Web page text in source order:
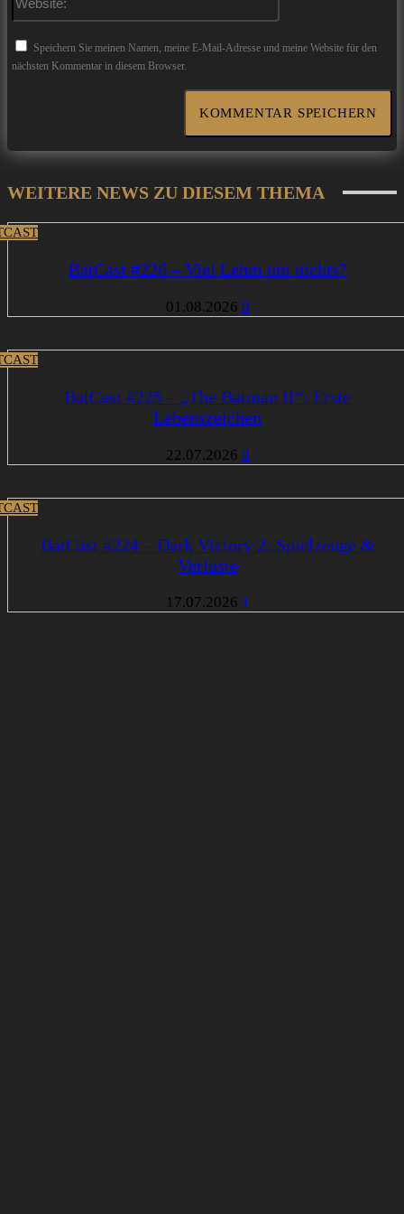
Speichern Sie meinen Namen, meine E-Mail-Adresse und meine Website für den
nächsten Kommentar in diesem Browser.
WEITERE NEWS ZU DIESEM THEMA
BatCast #226 – Viel Lehm um nichts?
01.08.2026 0
BatCast #225 – „The Batman II“: Erste
Lebenszeichen
22.07.2026 0
BatCast #224 – Dark Victory 2: Spielzeuge &
Verluste
17.07.2026 1